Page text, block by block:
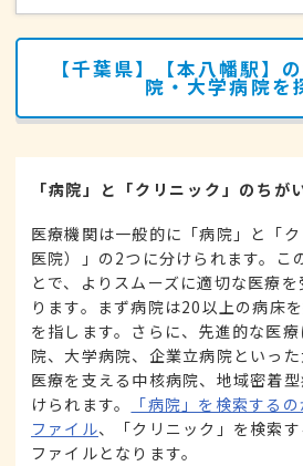
【千葉県】【本八幡駅】
院・大学病院を
「病院」と「クリニック」のちが
医療機関は一般的に「病院」と「ク
医院）」の2つに分けられます。こ
とで、よりスムーズに適切な医療
ります。まず病院は20以上の病床
を指します。さらに、先進的な医
院、大学病院、企業立病院といっ
医療を支える中核病院、地域密着
けられます。
「病院」を検索する
ファイル、「クリニック」を検索
ファイルとなります。